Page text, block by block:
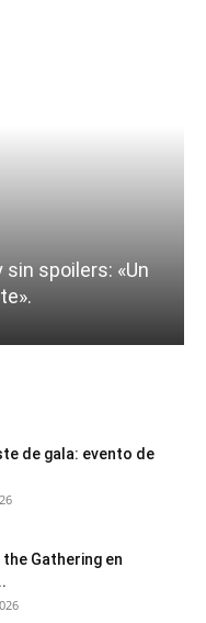
spoilers: «Un
de gala: evento de
Gathering en